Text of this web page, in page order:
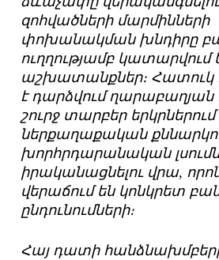
զոհվածների մարմինների
փոխանակման խնդիրը
ուղղությամբ կատարվում
աշխատանքներ։ Հատուկ
է դարձվում
շուրջ տարբեր երկրներում
ներքաղաքական
խորհրդարանական
իրականացնելու վրա,
վերաճում են կոնկրետ
ընդունումների։
Հայ դատի